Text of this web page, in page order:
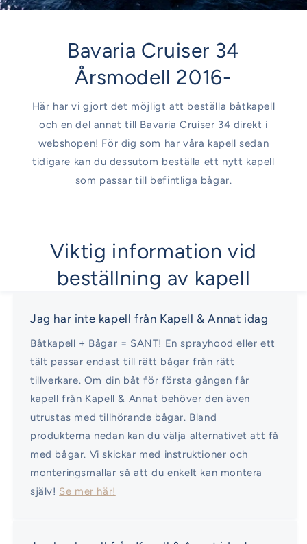
Bavaria Cruiser 34
Årsmodell 2016-
Här har vi gjort det möjligt att beställa båtkapell
och en del annat till Bavaria Cruiser 34 direkt i
webshopen! För dig som har våra kapell sedan
tidigare kan du dessutom beställa ett nytt kapell
som passar till befintliga bågar.
Viktig information vid
beställning av kapell
Jag har inte kapell från Kapell & Annat idag
Båtkapell + Bågar = SANT! En sprayhood eller ett
tält passar endast till rätt bågar från rätt
tillverkare. Om din båt för första gången får
kapell från Kapell & Annat behöver den även
utrustas med tillhörande bågar. Bland
produkterna nedan kan du välja alternativet att få
med bågar. Vi skickar med instruktioner och
monteringsmallar så att du enkelt kan montera
själv! Se mer här!